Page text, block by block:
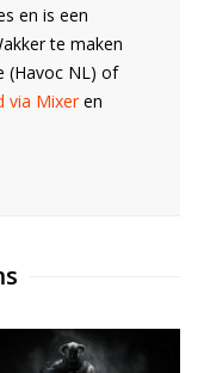
en is een
te maken
(Havoc NL) of
via Mixeren